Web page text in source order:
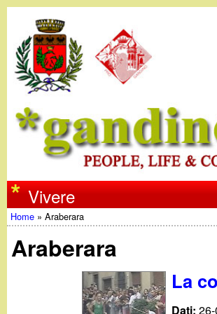
w
w
w
Vivere
Tu
sei
Home »Araberara
Araberara
La
Dati: